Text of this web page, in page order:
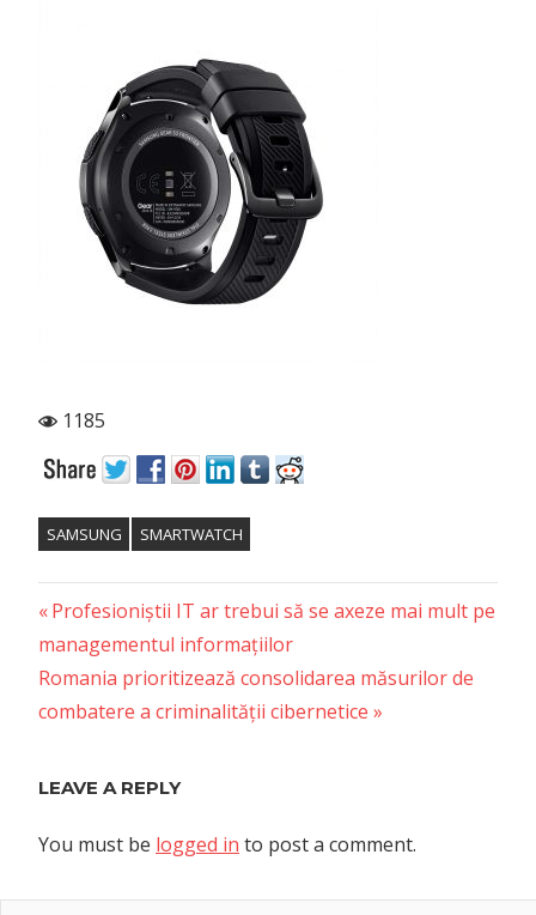
1185
SAMSUNG SMARTWATCH
Post
navigation
Previous
Post:
Profesioniștii IT ar trebui să se axeze mai mult pe
managementul informațiilor
Next
Post:
Romania prioritizează consolidarea măsurilor de
combatere a criminalității cibernetice
LEAVE A REPLY
You must be logged in to post a comment.